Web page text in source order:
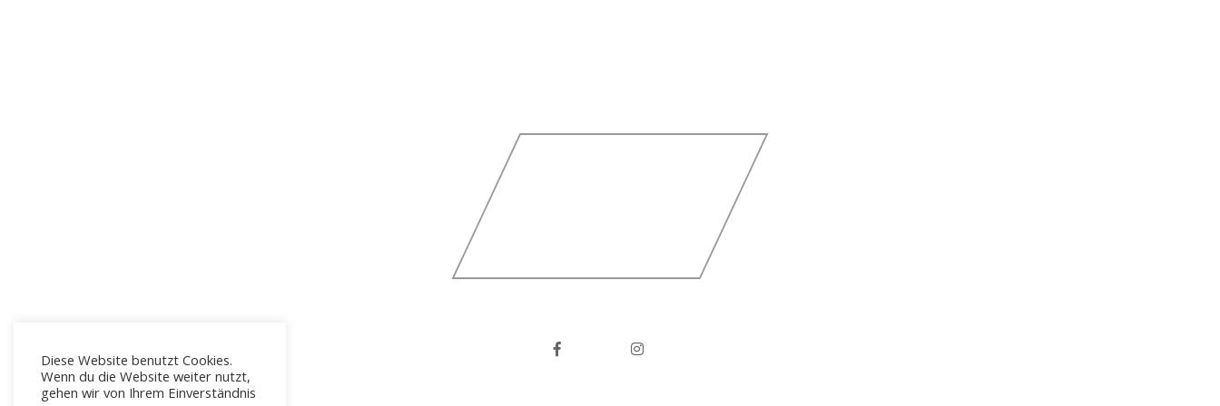
Diese Website benutzt Cookies.
Wenn du die Website weiter nutzt,
gehen wir von Ihrem Einverständnis